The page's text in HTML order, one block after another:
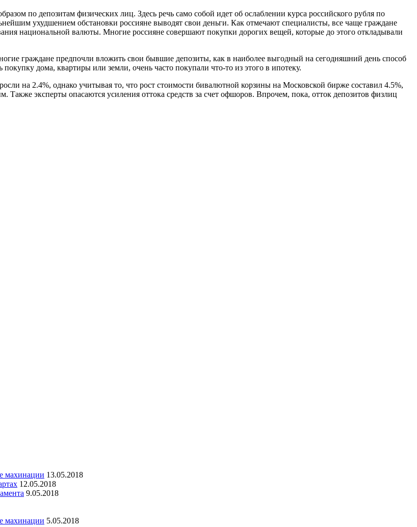
по депозитам физических лиц. Здесь речь само собой идет об ослаблении курса российского рубля по
ухудшением обстановки россияне выводят свои деньги. Как отмечают специалисты, все чаще граждане
национальной валюты. Многие россияне совершают покупки дорогих вещей, которые до этого откладывали
граждане предпочли вложить свои бывшие депозиты, как в наиболее выгодный на сегодняшний день способ
дома, квартиры или земли, очень часто покупали что-то из этого в ипотеку.
на 2.4%, однако учитывая то, что рост стоимости бивалютной корзины на Московской бирже составил 4.5%,
эксперты опасаются усиления оттока средств за счет офшоров. Впрочем, пока, отток депозитов физлиц
махинации 13.05.2018
12.05.2018
9.05.2018
махинации 5.05.2018